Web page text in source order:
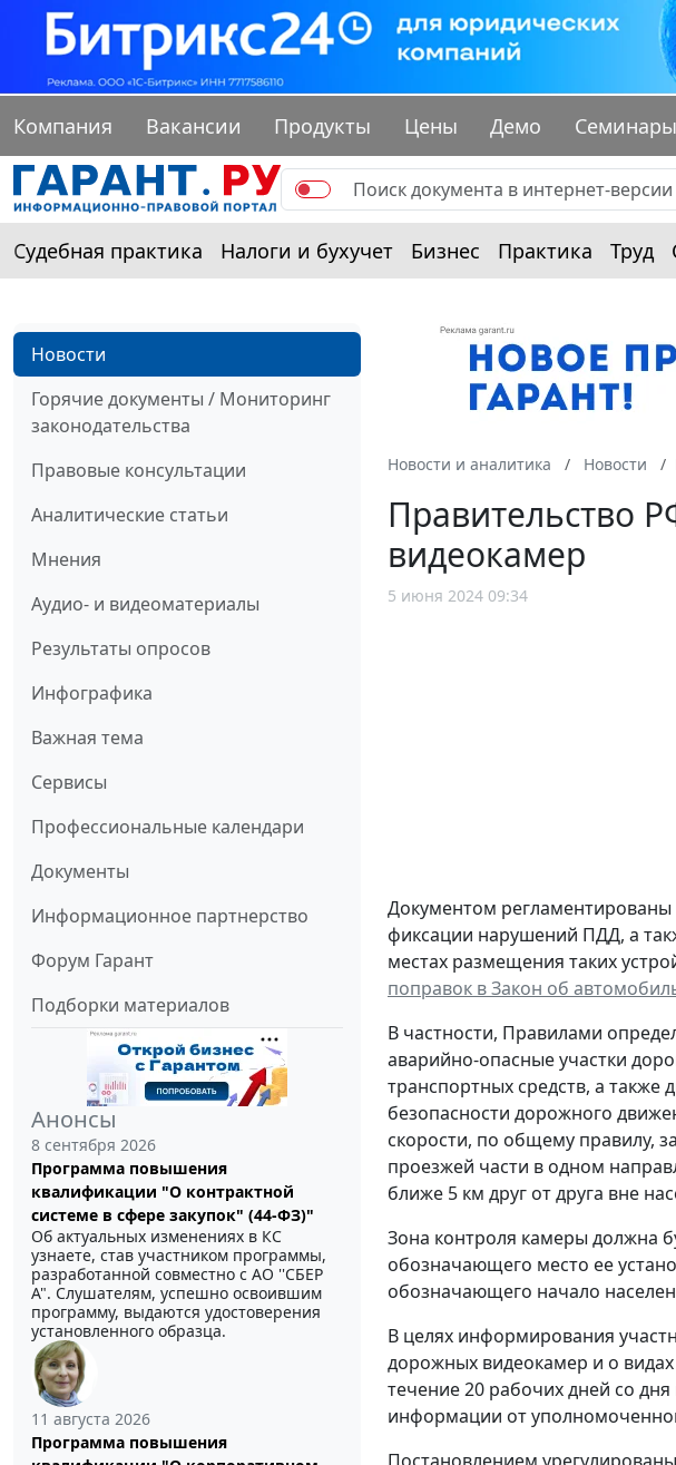
Компания Вакансии Продукты Цены Демо Семинары
Судебная практика Налоги и бухучет Бизнес Практика Труд
Новости
Горячие документы / Мониторинг
законодательства
Правовые консультации
Аналитические статьи
Мнения
Аудио- и видеоматериалы
Результаты опросов
Инфографика
Важная тема
Сервисы
Профессиональные календари
Документы
Информационное партнерство
Форум Гарант
Подборки материалов
Анонсы
8 сентября 2026
Программа повышения
квалификации "О контрактной
системе в сфере закупок" (44-ФЗ)"
Об актуальных изменениях в КС
узнаете, став участником программы,
разработанной совместно с АО ''СБЕР
А". Слушателям, успешно освоившим
программу, выдаются удостоверения
установленного образца.
11 августа 2026
Программа повышения
Новости и аналитика Новости
Правительство
видеокамер
5 июня 2024 09:34
Документом
фиксации нарушений ПДД, а
местах размещения таких
поправок в Закон об
В частности, Правилами
аварийно-опасные участки
транспортных средств, а также
безопасности дорожного
скорости, по общему правилу,
проезжей части в одном
ближе 5 км друг от друга вне
Зона контроля камеры должна
обозначающего место ее
обозначающего начало
В целях информирования
дорожных видеокамер и о
течение 20 рабочих дней со
информации от